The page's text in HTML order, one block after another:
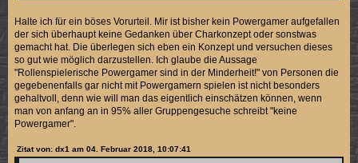
Halte ich für ein böses Vorurteil. Mir ist bisher kein Powergamer aufgefallen
der sich überhaupt keine Gedanken über Charkonzept oder sonstwas
gemacht hat. Die überlegen sich eben ein Konzept und versuchen dieses
so gut wie möglich darzustellen. Ich glaube die Aussage
"Rollenspielerische Powergamer sind in der Minderheit!" von Personen die
gegebenenfalls gar nicht mit Powergamern spielen ist nicht besonders
gehaltvoll, denn wie will man das eigentlich einschätzen können, wenn
man von anfang an in 95% aller Gruppengesuche schreibt "keine
Powergamer".
Zitat von: dx1 am 04. Februar 2018, 10:07:41